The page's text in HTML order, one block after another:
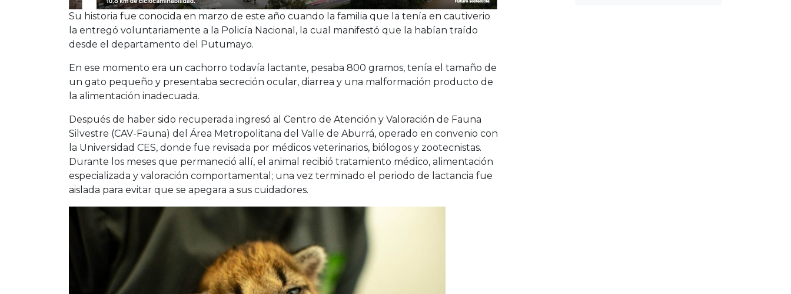
Su historia fue conocida en marzo de este año cuando la familia que la tenía en cautiverio
la entregó voluntariamente a la Policía Nacional, la cual manifestó que la habían traído
En ese momento era un cachorro todavía lactante, pesaba 800 gramos, tenía el tamaño de
un gato pequeño y presentaba secreción ocular, diarrea y una malformación producto de
Después de haber sido recuperada ingresó al Centro de Atención y Valoración de Fauna
Silvestre (CAV-Fauna) del Área Metropolitana del Valle de Aburrá, operado en convenio con
la Universidad CES, donde fue revisada por médicos veterinarios, biólogos y zootecnistas.
Durante los meses que permaneció allí, el animal recibió tratamiento médico, alimentación
especializada y valoración comportamental; una vez terminado el periodo de lactancia fue